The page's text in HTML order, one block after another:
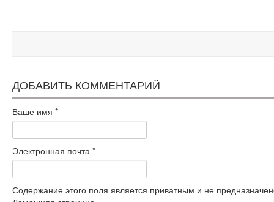
ДОБАВИТЬ КОММЕНТАРИЙ
Ваше имя *
Электронная почта *
Содержание этого поля является приватным и не